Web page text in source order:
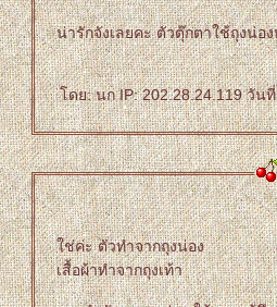
น่ารักจังเลยคะ ตัวตุ๊กตาใช้ถุงน่อ
ดย: นก IP: 202.28.24.119 วันที่
ช่ค่ะ ตัวทำจากถุงน่อง
เสื้อผ้าทำจากถุงเท้า